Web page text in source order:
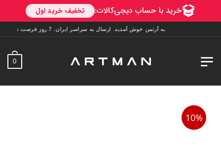
به آرتمن خوش آمدید. ارسال به سراسر ایران. 7 روز فرصت تست در منزل. 1 سال خدمات پس از فروش.
0
10%